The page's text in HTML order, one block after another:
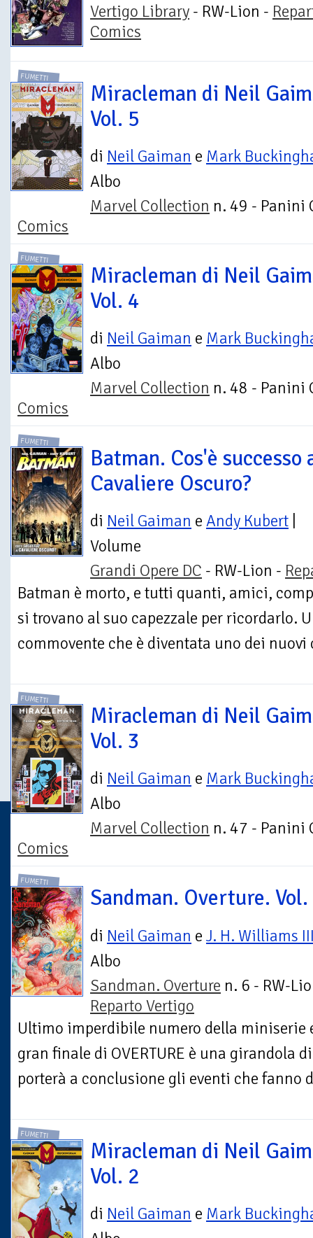
Vertigo Library - RW-Lion -
Comics
FUMETTI
Miracleman di Neil
Vol. 5
di Neil Gaiman e Mark
Albo
Marvel Collection n. 49 - Panini
Comics
FUMETTI
Miracleman di Neil
Vol. 4
di Neil Gaiman e Mark
Albo
Marvel Collection n. 48 - Panini
Comics
FUMETTI
Batman. Cos'è successo
Cavaliere Oscuro?
di Neil Gaiman e Andy Kubert
Volume
Grandi Opere DC - RW-Lion -
Batman è morto, e tutti quanti, amici,
si trovano al suo capezzale per ricordarlo.
commovente che è diventata uno dei
FUMETTI
Miracleman di Neil
Vol. 3
di Neil Gaiman e Mark
Albo
Marvel Collection n. 47 - Panini
Comics
FUMETTI
Sandman. Overture.
di Neil Gaiman e J. H. Williams
Albo
Sandman. Overture n. 6 - RW-
Reparto Vertigo
Ultimo imperdibile numero della
gran finale di OVERTURE è una girandola
porterà a conclusione gli eventi che fanno
FUMETTI
Miracleman di Neil
Vol. 2
di Neil Gaiman e Mark